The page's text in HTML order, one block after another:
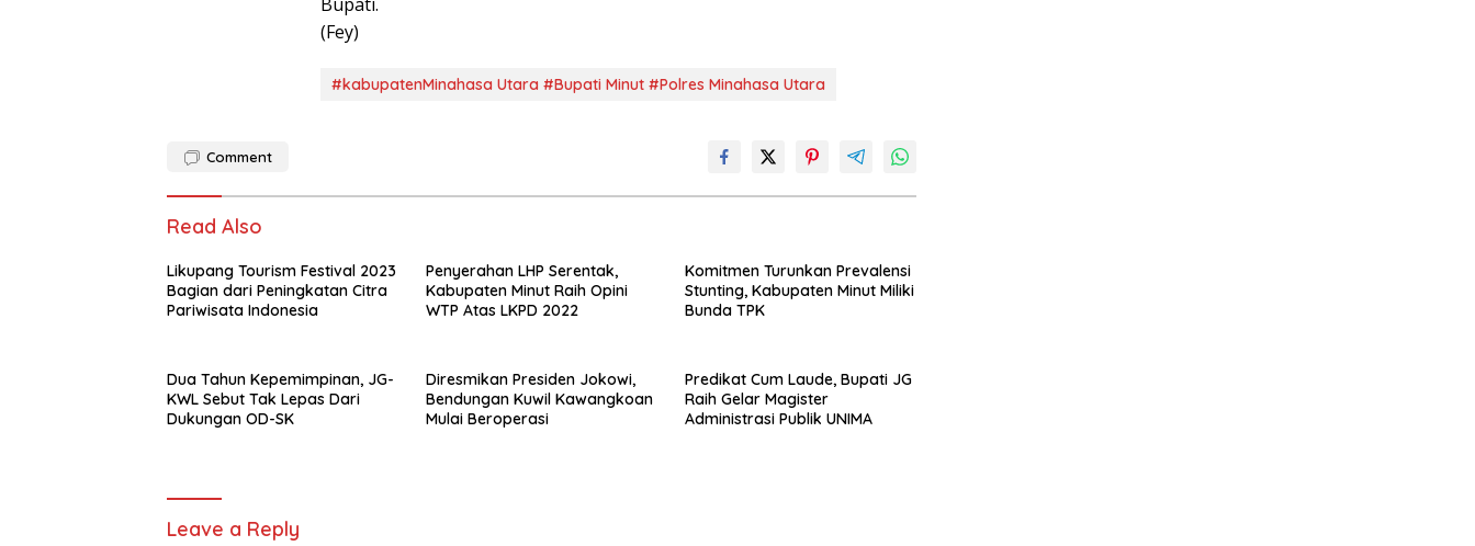
(Fey)
#kabupatenMinahasa Utara #Bupati Minut #Polres Minahasa Utara
Comment
Read Also
Likupang Tourism Festival 2023
Bagian dari Peningkatan Citra
Pariwisata Indonesia
Penyerahan LHP Serentak,
Kabupaten Minut Raih Opini
WTP Atas LKPD 2022
Komitmen Turunkan Prevalensi
Stunting, Kabupaten Minut Miliki
Bunda TPK
Dua Tahun Kepemimpinan, JG-
KWL Sebut Tak Lepas Dari
Dukungan OD-SK
Diresmikan Presiden Jokowi,
Bendungan Kuwil Kawangkoan
Mulai Beroperasi
Predikat Cum Laude, Bupati JG
Raih Gelar Magister
Administrasi Publik UNIMA
Leave a Reply